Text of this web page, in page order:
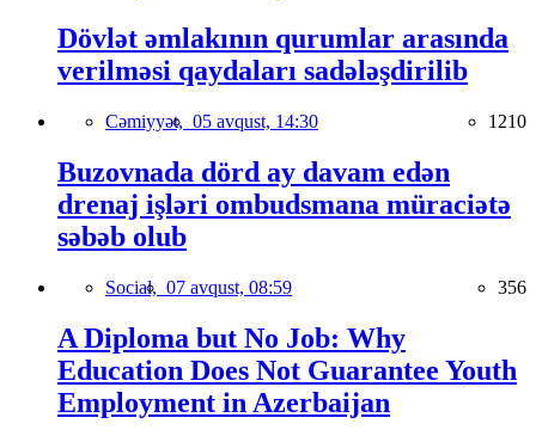
Dövlət əmlakının qurumlar arasında
verilməsi qaydaları sadələşdirilib
Cəmiyyət, 05 avqust, 14:30 1210
Buzovnada dörd ay davam edən
drenaj işləri ombudsmana müraciətə
səbəb olub
Social, 07 avqust, 08:59 356
A Diploma but No Job: Why
Education Does Not Guarantee Youth
Employment in Azerbaijan